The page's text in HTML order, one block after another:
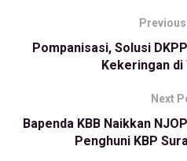
begitu tinggi. Terima kasih buat
Ismail mengatakan, kehadiran
Sinapeul yang begitu banyak
Pompanisasi, Solusi
Kekeringan di
Next
Bapenda KBB Naikkan
Penghuni KBP